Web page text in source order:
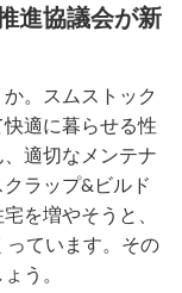
進協議会が新
。スムストック
適に暮らせる性
適切なメンテナ
ラップ&ビルド
を増やそうと、
っています。その
う。